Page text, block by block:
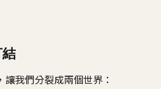
我們分裂成兩個世界：